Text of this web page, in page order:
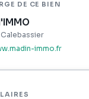
DE CE BIEN
immo.fr